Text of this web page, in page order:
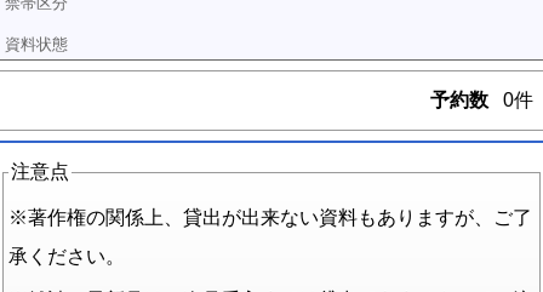
予約数 0件
注意点
※著作権の関係上、貸出が出来ない資料もありますが、ご了
承ください。